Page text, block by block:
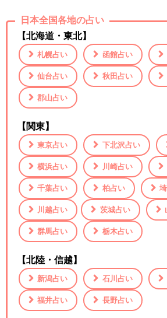
日本全国各地の占い
【北海道・東北】
札幌占い 函館占い
仙台占い 秋田占い
郡山占い
【関東】
東京占い 下北沢占い
横浜占い 川崎占い
千葉占い 柏占い
川越占い 茨城占い
群馬占い 栃木占い
【北陸・信越】
新潟占い 石川占い
福井占い 長野占い